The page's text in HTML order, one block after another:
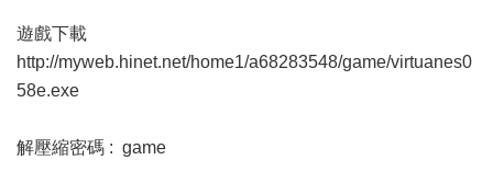
遊戲下載
http://myweb.hinet.net/home1/a68283548/game/virtuanes0
58e.exe
解壓縮密碼 : game